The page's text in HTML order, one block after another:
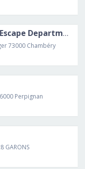
Embassy of Game – Escape Department – Chambery
73000 Chambéry
Perpignan
GARONS